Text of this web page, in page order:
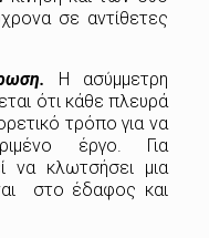
σε αντίθετες
Η ασύμμετρη
ότι κάθε πλευρά
τρόπο για να
έργο. Για
να κλωτσήσει μια
στο έδαφος και